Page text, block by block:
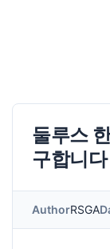
둘루스
구합니다
AuthorRSGA